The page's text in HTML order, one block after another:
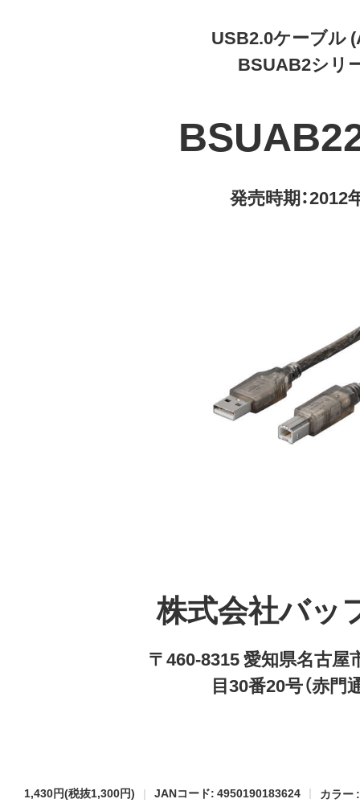
USB2.0ケーブル
BSUAB2シリ
発売時期：2012
株式会社バッ
〒460-8315 愛知県名古屋
目30番20号（赤門
1,430円(税抜1,300円) JANコード: 4950190183624 カラー :